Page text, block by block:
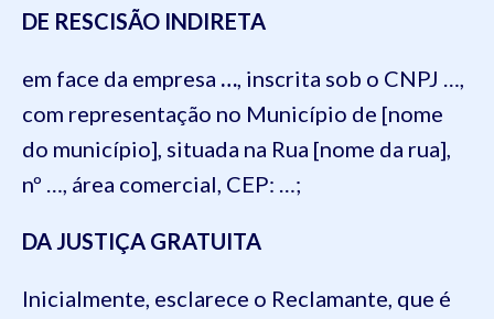
DE RESCISÃO INDIRETA
em face da empresa …, inscrita sob o CNPJ …,
com representação no Município de [nome
do município], situada na Rua [nome da rua],
nº …, área comercial, CEP: …;
DA JUSTIÇA GRATUITA
Inicialmente, esclarece o Reclamante, que é